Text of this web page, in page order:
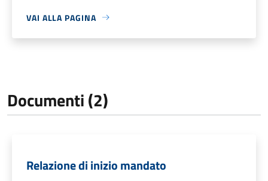
VAI ALLA PAGINA
Documenti (2)
Relazione di inizio mandato